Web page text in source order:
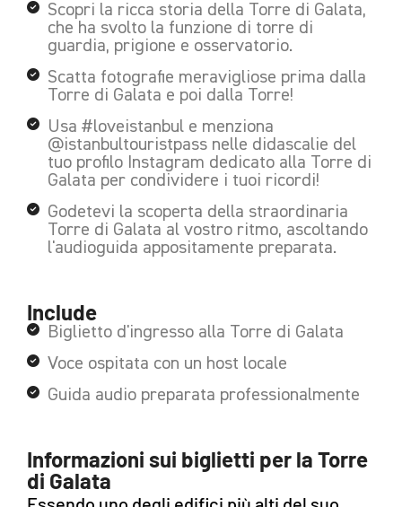
Scopri la ricca storia della Torre di Galata,
che ha svolto la funzione di torre di
guardia, prigione e osservatorio.
Scatta fotografie meravigliose prima dalla
Torre di Galata e poi dalla Torre!
Usa #loveistanbul e menziona
@istanbultouristpass nelle didascalie del
tuo profilo Instagram dedicato alla Torre di
Galata per condividere i tuoi ricordi!
Godetevi la scoperta della straordinaria
Torre di Galata al vostro ritmo, ascoltando
l'audioguida appositamente preparata.
Include
Biglietto d'ingresso alla Torre di Galata
Voce ospitata con un host locale
Guida audio preparata professionalmente
Informazioni sui biglietti per la Torre
di Galata